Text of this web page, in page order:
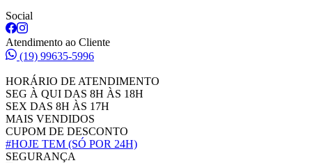
Social
Atendimento ao Cliente
(19) 99635-5996
HORÁRIO DE ATENDIMENTO
SEG À QUI DAS 8H ÀS 18H
SEX DAS 8H ÀS 17H
MAIS VENDIDOS
CUPOM DE DESCONTO
#HOJE TEM (SÓ POR 24H)
SEGURANÇA